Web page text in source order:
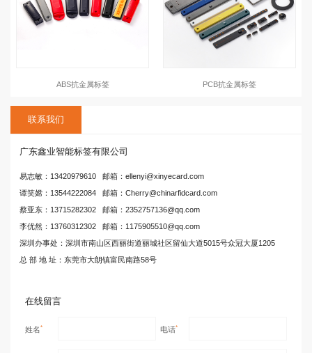
ABS抗金属标签 PCB抗金属标签
联系我们
广东鑫业智能标签有限公司
易志敏：13420979610 邮箱：ellenyi@xinyecard.com
谭笑嫦：13544222084 邮箱：Cherry@chinarfidcard.com
蔡亚东：13715282302 邮箱：2352757136@qq.com
李优然：13760312302 邮箱：1175905510@qq.com
深圳办事处：深圳市南山区西丽街道丽城社区留仙大道5015号众冠大厦1205
总 部 地 址：东莞市大朗镇富民南路58号
在线留言
姓名* 电话*